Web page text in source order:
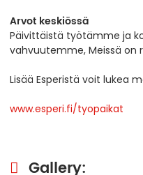
Gallery:
Arvot keskiössä
Päivittäistä työtämme ja
vahvuutemme, Meissä on
Lisää Esperistä voit lukea
www.esperi.fi/tyopaikat